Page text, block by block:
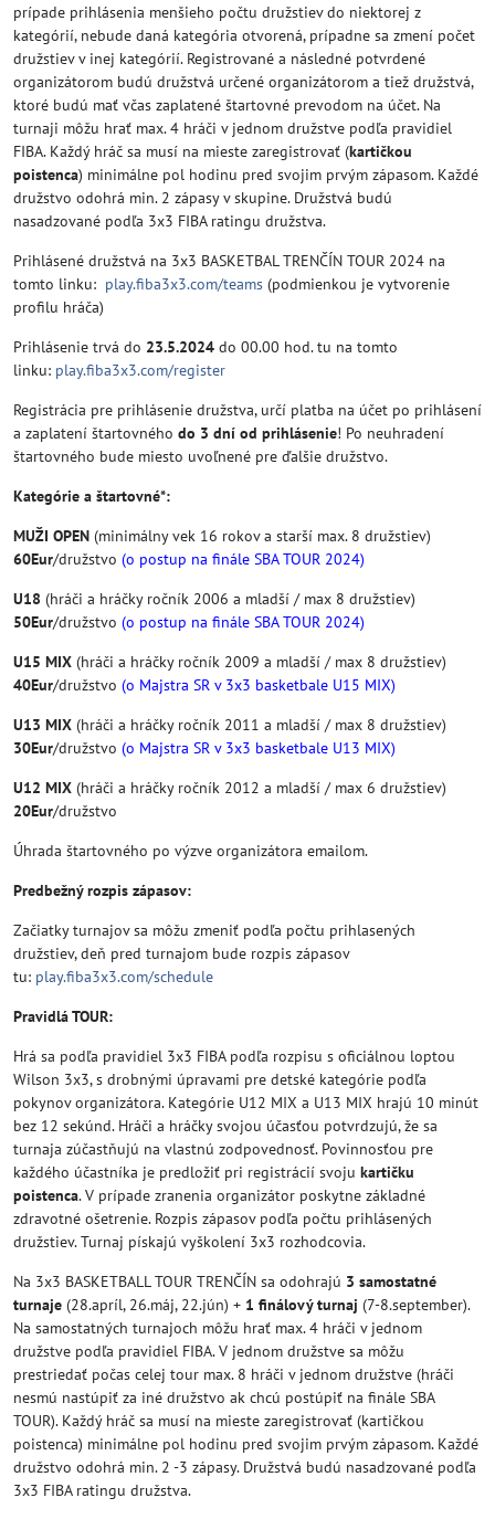
prípade prihlásenia menšieho počtu družstiev do niektorej z
kategórií, nebude daná kategória otvorená, prípadne sa zmení počet
družstiev v inej kategórií. Registrované a následné potvrdené
organizátorom budú družstvá určené organizátorom a tiež družstvá,
ktoré budú mať včas zaplatené štartovné prevodom na účet. Na
turnaji môžu hrať max. 4 hráči v jednom družstve podľa pravidiel
FIBA. Každý hráč sa musí na mieste zaregistrovať (kartičkou
poistenca) minimálne pol hodinu pred svojim prvým zápasom. Každé
družstvo odohrá min. 2 zápasy v skupine. Družstvá budú
nasadzované podľa 3x3 FIBA ratingu družstva.
Prihlásené družstvá na 3x3 BASKETBAL TRENČÍN TOUR 2024 na
tomto linku: play.fiba3x3.com/teams (podmienkou je vytvorenie
profilu hráča)
Prihlásenie trvá do 23.5.2024 do 00.00 hod. tu na tomto
linku: play.fiba3x3.com/register
Registrácia pre prihlásenie družstva, určí platba na účet po prihlásení
a zaplatení štartovného do 3 dní od prihlásenie! Po neuhradení
štartovného bude miesto uvoľnené pre ďalšie družstvo.
Kategórie a štartovné*:
MUŽI OPEN (minimálny vek 16 rokov a starší max. 8 družstiev)
60Eur/družstvo (o postup na finále SBA TOUR 2024)
U18 (hráči a hráčky ročník 2006 a mladší / max 8 družstiev)
50Eur/družstvo (o postup na finále SBA TOUR 2024)
U15 MIX (hráči a hráčky ročník 2009 a mladší / max 8 družstiev)
40Eur/družstvo (o Majstra SR v 3x3 basketbale U15 MIX)
U13 MIX (hráči a hráčky ročník 2011 a mladší / max 8 družstiev)
30Eur/družstvo (o Majstra SR v 3x3 basketbale U13 MIX)
U12 MIX (hráči a hráčky ročník 2012 a mladší / max 6 družstiev)
20Eur/družstvo
Úhrada štartovného po výzve organizátora emailom.
Predbežný rozpis zápasov:
Začiatky turnajov sa môžu zmeniť podľa počtu prihlasených
družstiev, deň pred turnajom bude rozpis zápasov
tu: play.fiba3x3.com/schedule
Pravidlá TOUR:
Hrá sa podľa pravidiel 3x3 FIBA podľa rozpisu s oficiálnou loptou
Wilson 3x3, s drobnými úpravami pre detské kategórie podľa
pokynov organizátora. Kategórie U12 MIX a U13 MIX hrajú 10 minút
bez 12 sekúnd. Hráči a hráčky svojou účasťou potvrdzujú, že sa
turnaja zúčastňujú na vlastnú zodpovednosť. Povinnosťou pre
každého účastníka je predložiť pri registrácií svoju kartičku
poistenca. V prípade zranenia organizátor poskytne základné
zdravotné ošetrenie. Rozpis zápasov podľa počtu prihlásených
družstiev. Turnaj pískajú vyškolení 3x3 rozhodcovia.
Na 3x3 BASKETBALL TOUR TRENČÍN sa odohrajú 3 samostatné
turnaje (28.apríl, 26.máj, 22.jún) + 1 finálový turnaj (7-8.september).
Na samostatných turnajoch môžu hrať max. 4 hráči v jednom
družstve podľa pravidiel FIBA. V jednom družstve sa môžu
prestriedať počas celej tour max. 8 hráči v jednom družstve (hráči
nesmú nastúpiť za iné družstvo ak chcú postúpiť na finále SBA
TOUR). Každý hráč sa musí na mieste zaregistrovať (kartičkou
poistenca) minimálne pol hodinu pred svojim prvým zápasom. Každé
družstvo odohrá min. 2 -3 zápasy. Družstvá budú nasadzované podľa
3x3 FIBA ratingu družstva.